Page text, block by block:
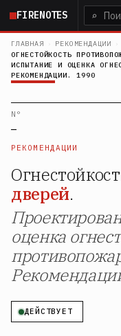
Перейти
основному
содержанию
FIRENOTES ⌕
ГЛАВНАЯ › РЕКОМЕНДАЦИИ
›
ОГНЕСТОЙКОСТЬ
ИСПЫТАНИЕ И ОЦЕНКА
РЕКОМЕНДАЦИИ. 1990
N°
—
РЕКОМЕНДАЦИИ
дверей.
оценка
ДЕЙСТВУЕТ